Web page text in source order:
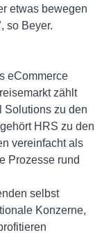
etwas bewegen
so Beyer.
eCommerce
zählt
Solutions zu den
HRS zu den
vereinfacht als
Prozesse rund
selbst
Konzerne,